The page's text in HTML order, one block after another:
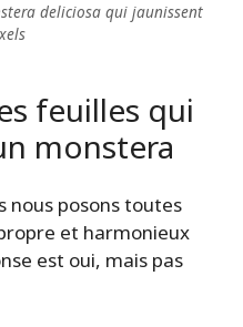
deliciosa qui jaunissent
feuilles qui
monstera
nous posons toutes
et harmonieux
est oui, mais pas